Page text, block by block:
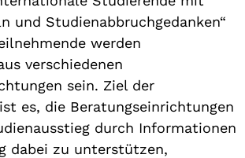
und Studienabbruchgedanken“
werden
verschiedenen
sein. Ziel der
es, die Beratungseinrichtungen
durch Informationen
dabei zu unterstützen,